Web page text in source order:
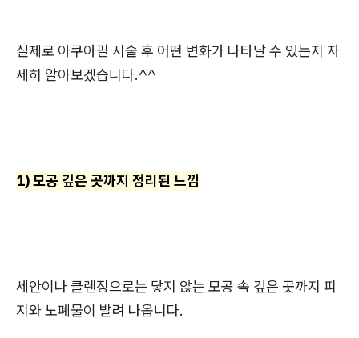
실제로 아쿠아필 시술 후 어떤 변화가 나타날 수 있는지 자
세히 알아보겠습니다.^^
1) 모공 깊은 곳까지 정리된 느낌
세안이나 클렌징으로는 닿지 않는 모공 속 깊은 곳까지 피
지와 노폐물이 발려 나옵니다.